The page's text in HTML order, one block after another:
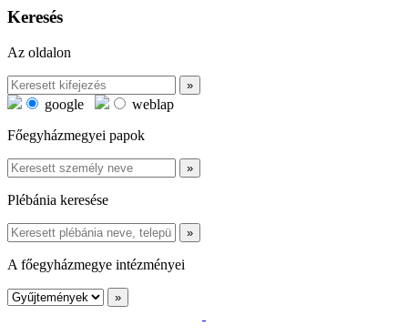
Keresés
Az oldalon
google
weblap
Főegyházmegyei papok
Plébánia keresése
A főegyházmegye intézményei